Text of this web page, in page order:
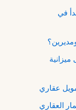
في
عقاري
العقاري